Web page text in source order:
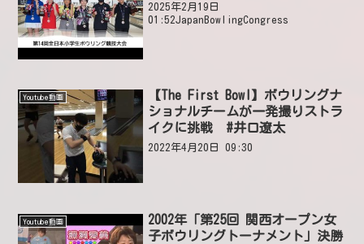
2025年2月19日
01:52JapanBowlingCongress
Youtube動画
【The First Bowl】ボウリングナ
ショナルチームが一発撮りストラ
イクに挑戦 #井口遼太
2022年4月20日 09:30
Youtube動画
2002年「第25回 関西オープン女
子ボウリングトーナメント」決勝